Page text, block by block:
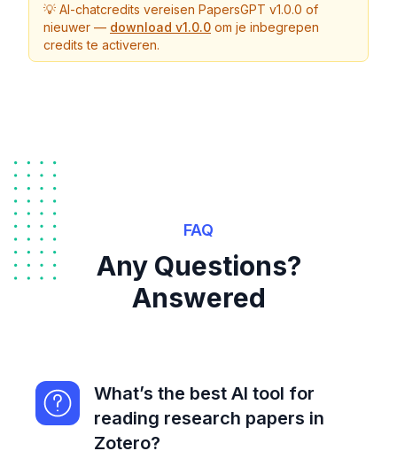
💡 AI-chatcredits vereisen PapersGPT v1.0.0 of
nieuwer — download v1.0.0 om je inbegrepen
credits te activeren.
FAQ
Any Questions?
Answered
What’s the best AI tool for
reading research papers in
Zotero?